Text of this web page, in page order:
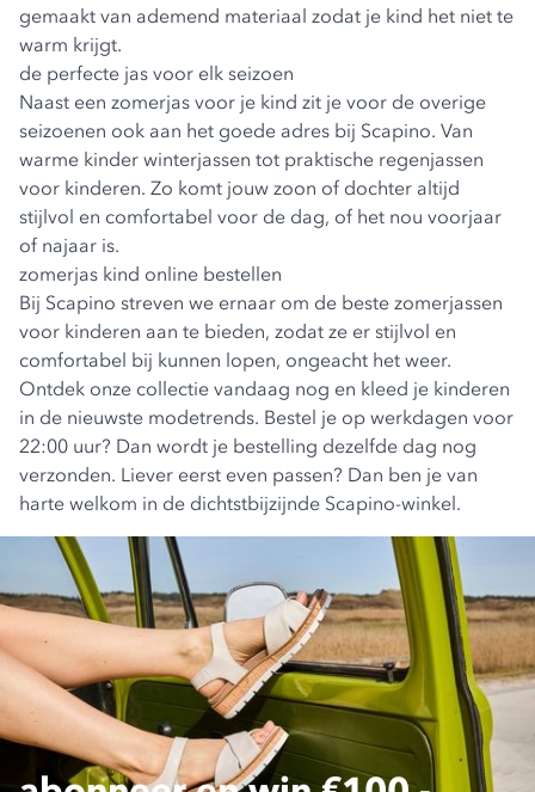
gemaakt van ademend materiaal zodat je kind het niet te
warm krijgt.
de perfecte jas voor elk seizoen
Naast een zomerjas voor je kind zit je voor de overige
seizoenen ook aan het goede adres bij Scapino. Van
warme kinder winterjassen tot praktische regenjassen
voor kinderen. Zo komt jouw zoon of dochter altijd
stijlvol en comfortabel voor de dag, of het nou voorjaar
of najaar is.
zomerjas kind online bestellen
Bij Scapino streven we ernaar om de beste zomerjassen
voor kinderen aan te bieden, zodat ze er stijlvol en
comfortabel bij kunnen lopen, ongeacht het weer.
Ontdek onze collectie vandaag nog en kleed je kinderen
in de nieuwste modetrends. Bestel je op werkdagen voor
22:00 uur? Dan wordt je bestelling dezelfde dag nog
verzonden. Liever eerst even passen? Dan ben je van
harte welkom in de dichtstbijzijnde Scapino-winkel.